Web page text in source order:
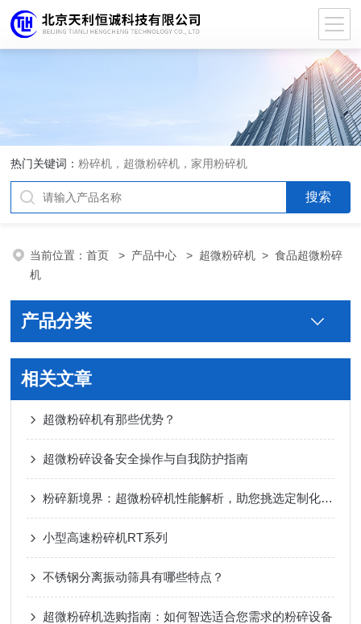
热门关键词：粉碎机，超微粉碎机，家用粉碎机
当前位置：首页 > 产品中心 > 超微粉碎机 >食品超微粉碎
机
产品分类
相关文章
超微粉碎机有那些优势？
超微粉碎设备安全操作与自我防护指南
粉碎新境界：超微粉碎机性能解析，助您挑选定制化工业利器
小型高速粉碎机RT系列
不锈钢分离振动筛具有哪些特点？
超微粉碎机选购指南：如何智选适合您需求的粉碎设备